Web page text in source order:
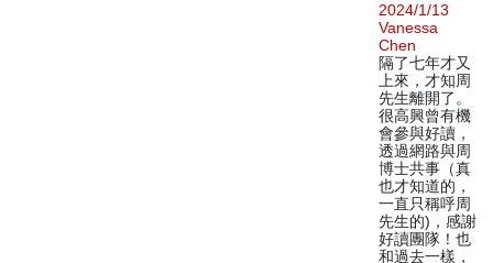
2024/1/13
Vanessa
Chen
隔了七年才又
上來，才知周
先生離開了。
很高興曾有機
會參與好讀，
透過網路與周
博士共事（真
也才知道的，
一直只稱呼周
先生的)，感謝
好讀團隊！也
和過去一樣，